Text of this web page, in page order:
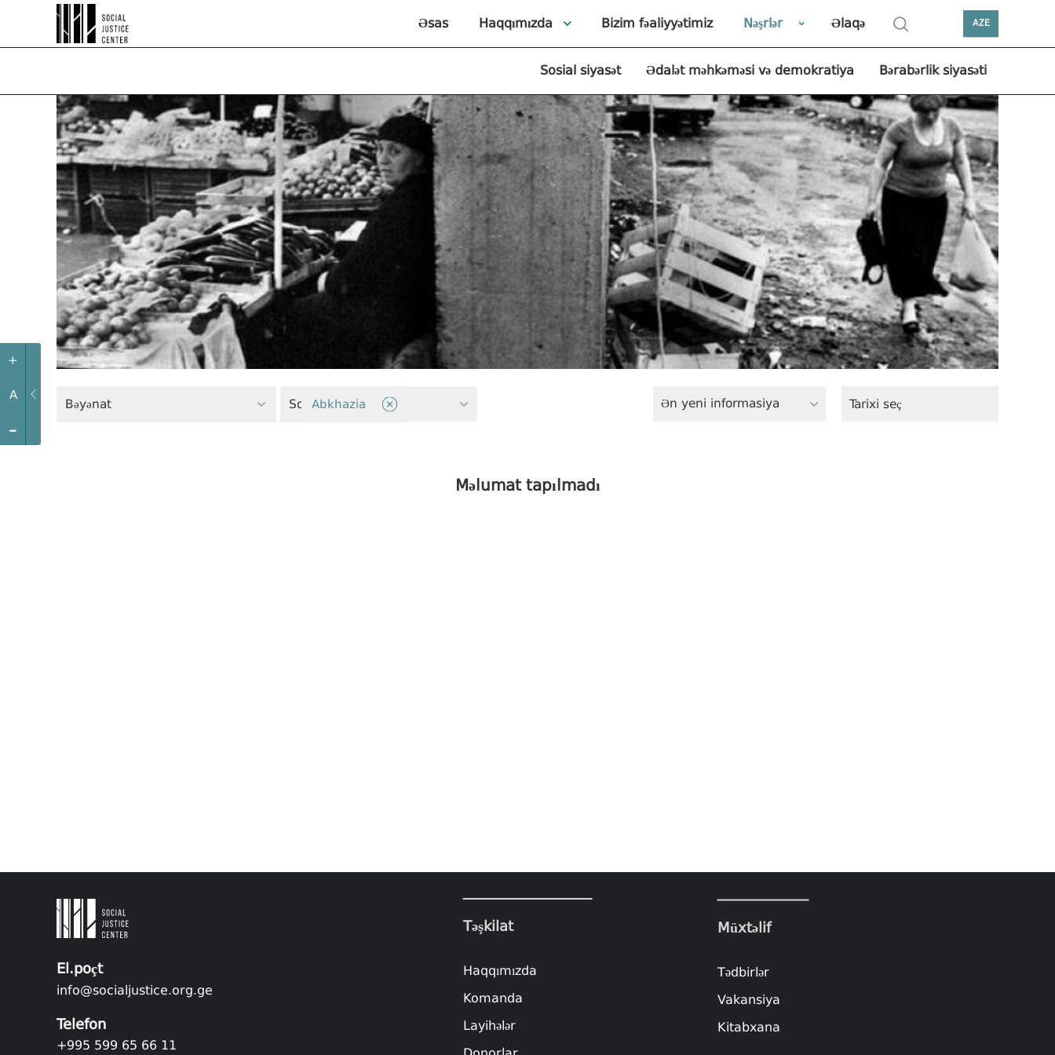
+
A
-
Əsas Haqqımızda Bizim fəaliyyətimiz Nəşrlər Əlaqə AZE
Sosial siyasət Ədalət məhkəməsi və demokratiya Bərabərlik siyasəti
Bəyənat Sosial ədalət
Abkhazia Ən yeni informasiya
Məlumat tapılmadı
El.poçt
info@socialjustice.org.ge
Telefon
+995 599 65 66 11
Təşkilat
Haqqımızda
Komanda
Layihələr
Müxtəlif
Tədbirlər
Vakansiya
Kitabxana